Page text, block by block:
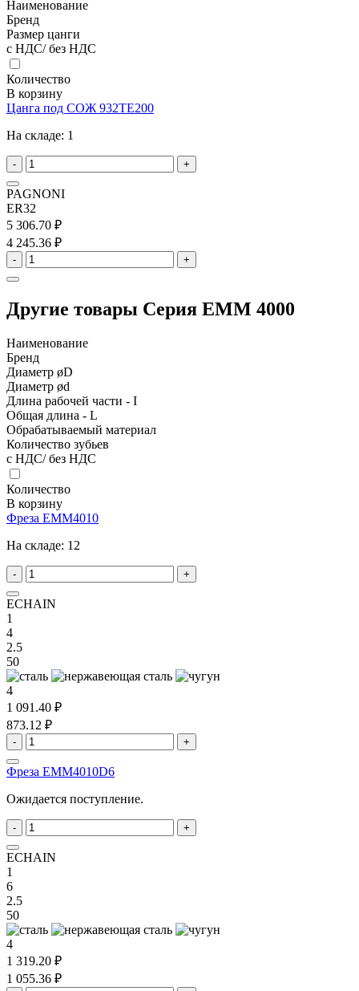
Наименование
Бренд
Размер цанги
с НДС/ без НДС
Количество
В корзину
Цанга под СОЖ 932TE200
На складе: 1
- +
PAGNONI
ER32
5 306.70 ₽
4 245.36 ₽
- +
Другие товары Серия EMM 4000
Наименование
Бренд
Диаметр øD
Диаметр ød
Длина рабочей части - I
Общая длина - L
Обрабатываемый материал
Количество зубьев
с НДС/ без НДС
Количество
В корзину
Фреза EMM4010
На складе: 12
- +
ECHAIN
1
4
2.5
50
4
1 091.40 ₽
873.12 ₽
- +
Фреза EMM4010D6
Ожидается поступление.
- +
ECHAIN
1
6
2.5
50
4
1 319.20 ₽
1 055.36 ₽